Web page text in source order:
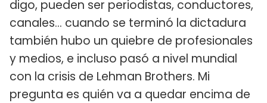
digo, pueden ser periodistas, conductores,
canales... cuando se terminó la dictadura
también hubo un quiebre de profesionales
y medios, e incluso pasó a nivel mundial
con la crisis de Lehman Brothers. Mi
pregunta es quién va a quedar encima de